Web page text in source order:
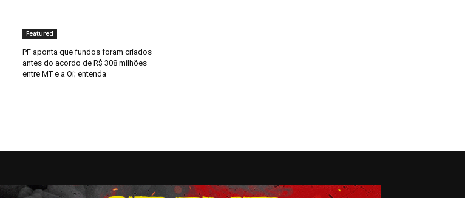
Featured
PF aponta que fundos foram criados
antes do acordo de R$ 308 milhões
entre MT e a Oi; entenda